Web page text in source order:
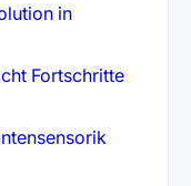
in
Tab)
Fortschritte
Tab)